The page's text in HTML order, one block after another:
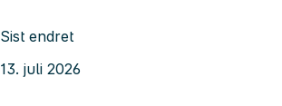
Sist endret
13. juli 2026